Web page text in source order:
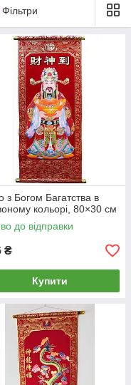
Фільтри
з Богом Багатства в
кольорі, 80×30 см
до відправки
₴
Купити